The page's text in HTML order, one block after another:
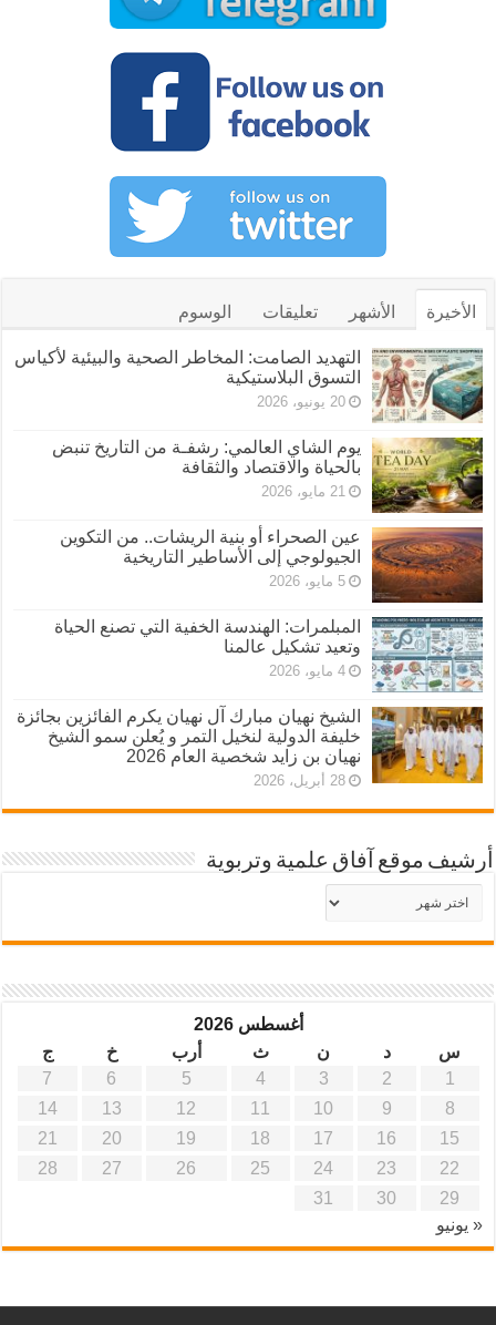
الأخيرة الأشهر تعليقات الوسوم
التهديد الصامت: المخاطر الصحية والبيئية لأكياس
التسوق البلاستيكية
20 يونيو، 2026
يوم الشاي العالمي: رشفـة من التاريخ تنبض
بالحياة والاقتصاد والثقافة
21 مايو، 2026
عين الصحراء أو بنية الريشات.. من التكوين
الجيولوجي إلى الأساطير التاريخية
5 مايو، 2026
المبلمرات: الهندسة الخفية التي تصنع الحياة
وتعيد تشكيل عالمنا
4 مايو، 2026
الشيخ نهيان مبارك آل نهيان يكرم الفائزين بجائزة
خليفة الدولية لنخيل التمر و يُعلن سمو الشيخ
نهيان بن زايد شخصية العام 2026
28 أبريل، 2026
أرشيف موقع آفاق علمية وتربوية
أرشيف
موقع
آفاق
أغسطس 2026
س
د ن ث أرب خ
ج
1
2
3
4
5
6
7
8
9
10
11
12
13
14
15
16
17
18
19
20
21
22
23
24
25
26
27
28
29
30
31
« يونيو